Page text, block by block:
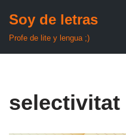
Soy de letras
Profe de lite y lengua ;)
selectivitat